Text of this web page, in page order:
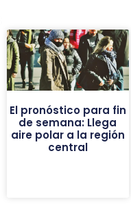
El pronóstico para fin
de semana: Llega
aire polar a la región
central